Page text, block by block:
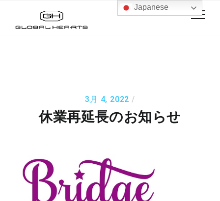
3月 4, 2022
休業再延長のお知らせ
Japanese